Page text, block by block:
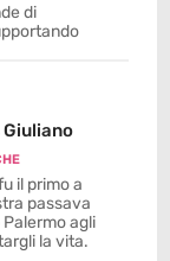
di
il primo a
passava
agli
la vita.